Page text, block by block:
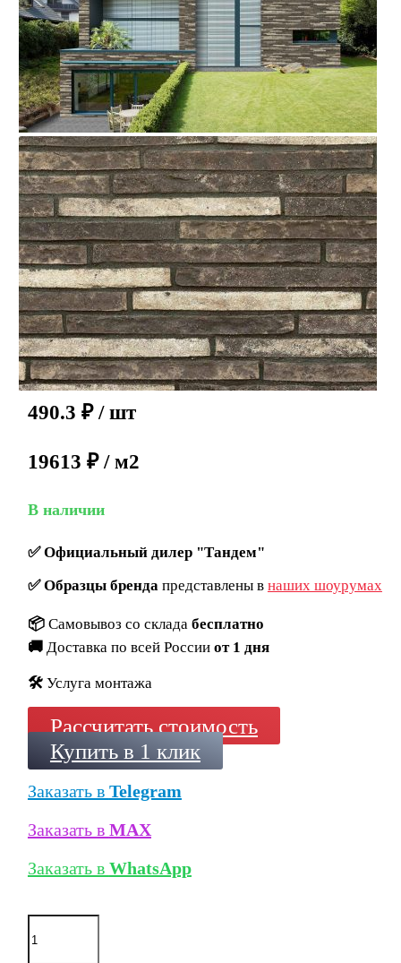
490.3 ₽ / шт
19613 ₽ / м2
В наличии
✅Официальный дилер "Тандем"
✅Образцы брендапредставлены в наших шоурумах
📦 Самовывоз со склада бесплатно
🚚 Доставка по всей России от 1 дня
🛠️ Услуга монтажа
Рассчитать стоимость
Купить в 1 клик
Заказать в Telegram
Заказать в MAX
Заказать в WhatsApp
Количество
товара